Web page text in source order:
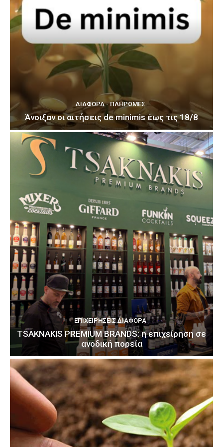
ΔΙΆΦΟΡΑ - ΠΛΗΡΩΜΈΣ
Άνοιξαν οι αιτήσεις de minimis έως τις 18/8
ΕΠΙΧΕΙΡΉΣΕΙΣ ΔΙΆΦΟΡΑ
TSAKNAKIS PREMIUM BRANDS: η επιχείρηση σε
ανοδική πορεία